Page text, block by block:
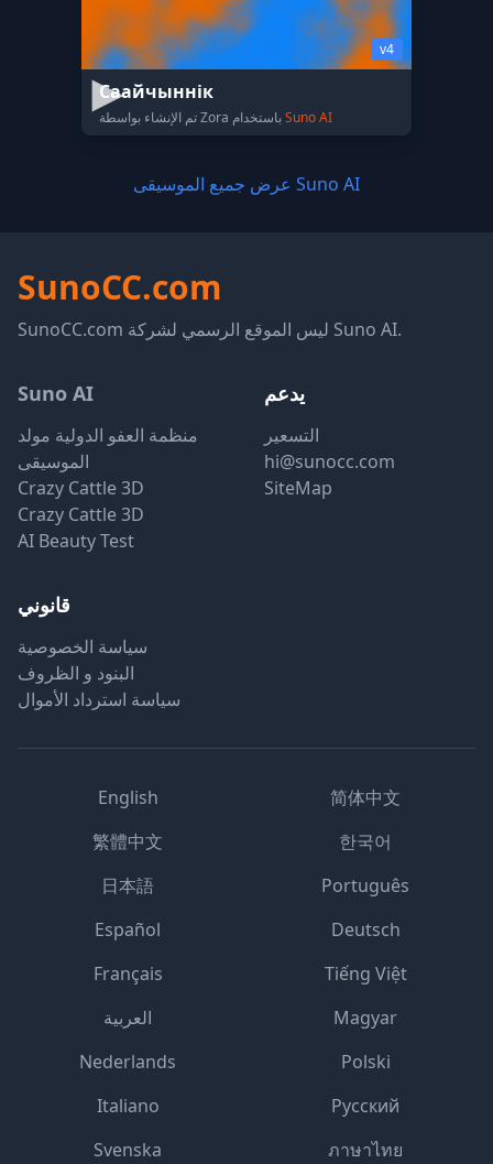
v4
Саайчыннік
Suno AI
عرض جميع الموسيقى Suno AI
SunoCC.com
SunoCC.com ليس الموقع الرسمي لشركة Suno AI.
Suno AI
منظمة العفو الدولية مولد
الموسيقى
Crazy Cattle 3D
Crazy Cattle 3D
AI Beauty Test
يدعم
التسعير
hi@sunocc.com
SiteMap
قانوني
سياسة الخصوصية
البنود و الظروف
سياسة استرداد الأموال
English
简体中文
繁體中文
한국어
日本語
Português
Español
Deutsch
Français
Tiếng Việt
العربية
Magyar
Nederlands
Polski
Italiano
Русский
Svenska
ภาษาไทย